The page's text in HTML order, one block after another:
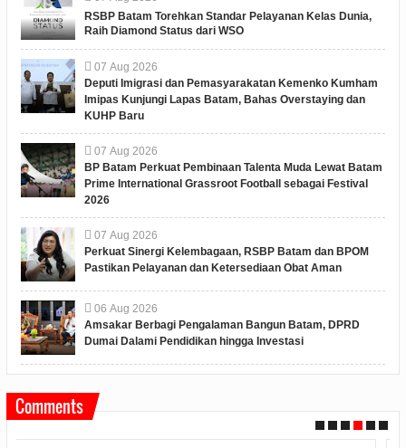
RSBP Batam Torehkan Standar Pelayanan Kelas Dunia,
Raih Diamond Status dari WSO
07 Aug 2026
Deputi Imigrasi dan Pemasyarakatan Kemenko Kumham
Imipas Kunjungi Lapas Batam, Bahas Overstaying dan
KUHP Baru
07 Aug 2026
BP Batam Perkuat Pembinaan Talenta Muda Lewat Batam
Prime International Grassroot Football sebagai Festival
2026
07 Aug 2026
Perkuat Sinergi Kelembagaan, RSBP Batam dan BPOM
Pastikan Pelayanan dan Ketersediaan Obat Aman
06 Aug 2026
Amsakar Berbagi Pengalaman Bangun Batam, DPRD
Dumai Dalami Pendidikan hingga Investasi
Comments